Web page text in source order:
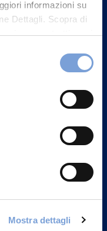
informazioni su
Dettagli. Scopra di
e come trattiamo i
"Informativa
Mostra dettagli